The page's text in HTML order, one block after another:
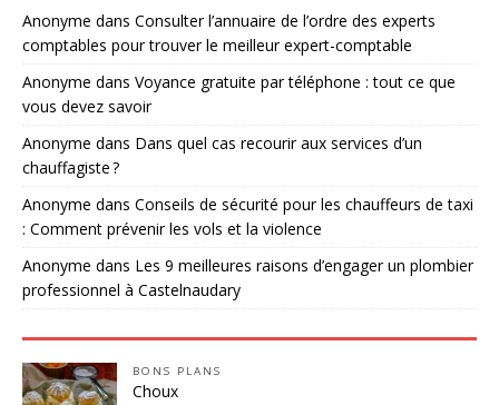
Anonyme dans Consulter l’annuaire de l’ordre des experts
comptables pour trouver le meilleur expert-comptable
Anonyme dans Voyance gratuite par téléphone : tout ce que
vous devez savoir
Anonyme dans Dans quel cas recourir aux services d’un
chauffagiste ?
Anonyme dans Conseils de sécurité pour les chauffeurs de taxi
: Comment prévenir les vols et la violence
Anonyme dans Les 9 meilleures raisons d’engager un plombier
professionnel à Castelnaudary
BONS PLANS
Choux